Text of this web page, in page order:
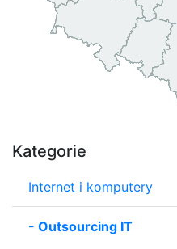
Kategorie
Internet i komputery
- Outsourcing IT